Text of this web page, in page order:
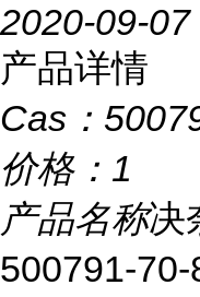
2020-09-07
产品详情
Cas：
价格： 1
产品名称决
500791-70-